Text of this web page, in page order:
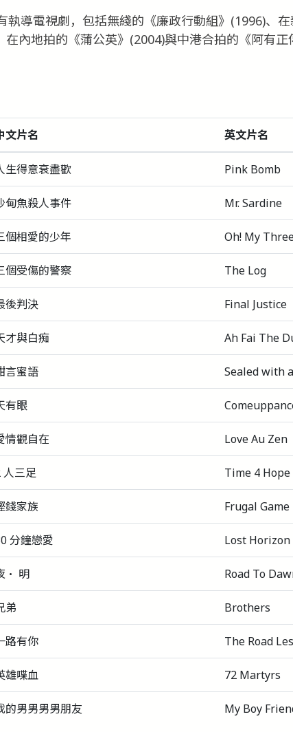
執導電視劇，包括無綫的《廉政行動組》(1996)、
內地拍的《蒲公英》(2004)與中港合拍的《阿有正
文片名 英文片名
生得意衰盡歡 Pink Bomb
甸魚殺人事件 Mr. Sardine
個相愛的少年 Oh! My
個受傷的警察 The Log
後判決 Final Justice
才與白痴 Ah Fai The
言蜜語 Sealed with
有眼
情觀自在 Love Au Zen
人三足 Time 4 Hope
錢家族 Frugal Game
分鐘戀愛 Lost Horizon
‧ 明 Road To
弟 Brothers
路有你 The Road
雄喋血 72 Martyrs
的男男男男朋友 My Boy